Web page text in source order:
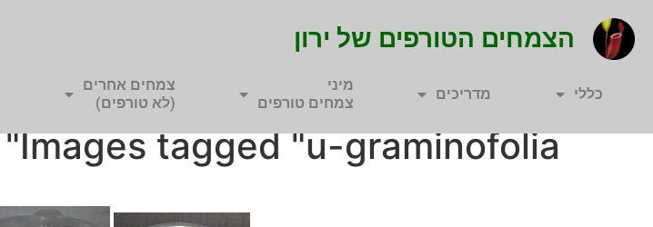
הצמחים הטורפים של ירון
כללי מדריכים
מיני
צמחים טורפים
צמחים אחרים
(לא טורפים)
Images tagged "u-graminofolia"